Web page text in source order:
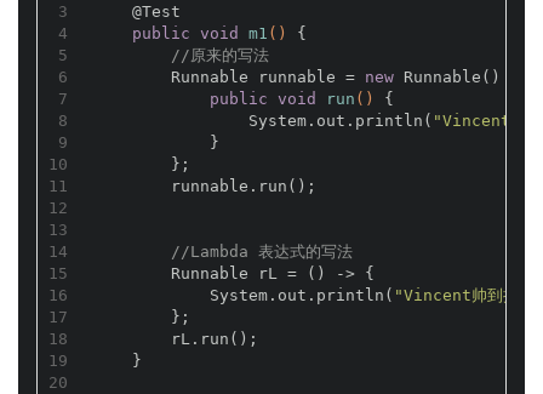
3
4
5
6
7
8
9
10
11
12
13
14
15
16
17
18
19
20
@Test
public void m1 ()
{
//原来的写法
        Runnable runnable =
new Runnable() {
public void run ()
{
                System.out.println(
"Vincent帅
            }
        };
        runnable.run();
//Lambda 表达式的写法
        Runnable rL = () -> {
            System.out.println(
"Vincent帅到掉
        };
        rL.run();
    }